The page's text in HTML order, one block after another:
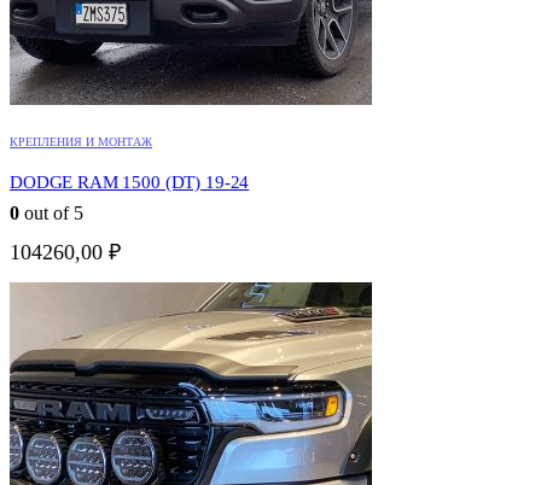
КРЕПЛЕНИЯ И МОНТАЖ
DODGE RAM 1500 (DT) 19-24
0 out of 5
104260,00 ₽